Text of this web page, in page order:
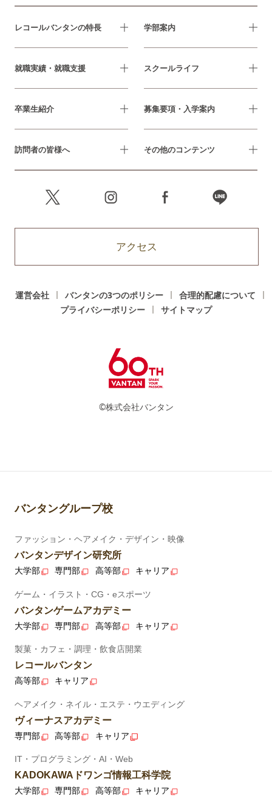
レコールバンタンの特長 学部案内
就職実績・就職支援 スクールライフ
卒業生紹介 募集要項・入学案内
訪問者の皆様へ その他のコンテンツ
アクセス
運営会社 バンタンの3つのポリシー
合理的配慮について
プライバシーポリシー
サイトマップ
©株式会社バンタン
バンタングループ校
ファッション・ヘアメイク・デザイン・映像
バンタンデザイン研究所
大学部 専門部 高等部 キャリア
ゲーム・イラスト・CG・eスポーツ
バンタンゲームアカデミー
大学部 専門部 高等部 キャリア
製菓・カフェ・調理・飲食店開業
レコールバンタン
高等部 キャリア
ヘアメイク・ネイル・エステ・ウエディング
ヴィーナスアカデミー
専門部 高等部 キャリア
IT・プログラミング・AI・Web
KADOKAWAドワンゴ情報工科学院
大学部 専門部 高等部 キャリア